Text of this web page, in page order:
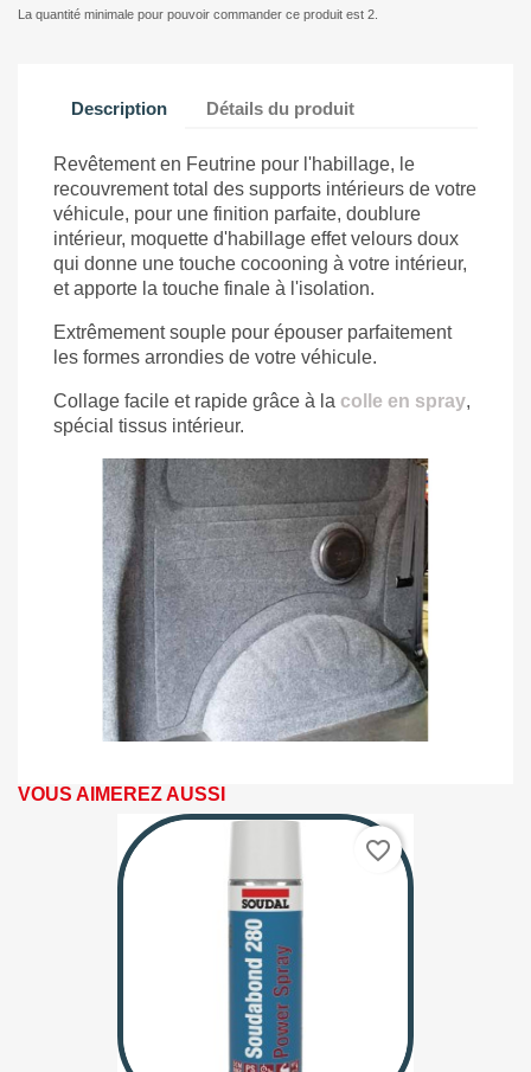
La quantité minimale pour pouvoir commander ce produit est 2.
Description Détails du produit
Revêtement en Feutrine pour l'habillage, le
recouvrement total des supports intérieurs de votre
véhicule, pour une finition parfaite, doublure
intérieur, moquette d'habillage effet velours doux
qui donne une touche cocooning à votre intérieur,
et apporte la touche finale à l'isolation.
Extrêmement souple pour épouser parfaitement
les formes arrondies de votre véhicule.
Collage facile et rapide grâce à la colle en spray,
spécial tissus intérieur.
VOUS AIMEREZ AUSSI
favorite_border